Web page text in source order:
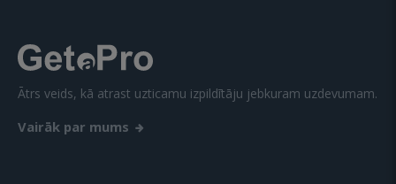
Ātrs veids, kā atrast uzticamu izpildītāju jebkuram uzdevumam.
Vairāk par mums